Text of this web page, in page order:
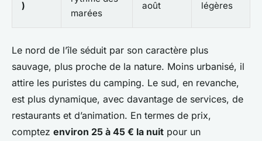
)
marées
août
légères
Le nord de l’île séduit par son caractère plus
sauvage, plus proche de la nature. Moins urbanisé, il
attire les puristes du camping. Le sud, en revanche,
est plus dynamique, avec davantage de services, de
restaurants et d’animation. En termes de prix,
comptez environ 25 à 45 € la nuit pour un